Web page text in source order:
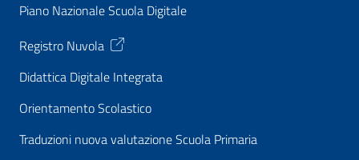
Piano Nazionale Scuola Digitale
Registro Nuvola
Didattica Digitale Integrata
Orientamento Scolastico
Traduzioni nuova valutazione Scuola Primaria